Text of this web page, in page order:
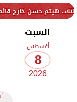
خارج قائمة ريال
السبت
أغسطس
8
2026